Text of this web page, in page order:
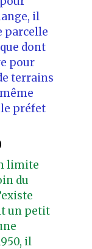
il
parcelle
dont
pour
terrains
le préfet
limite
du
un petit
il